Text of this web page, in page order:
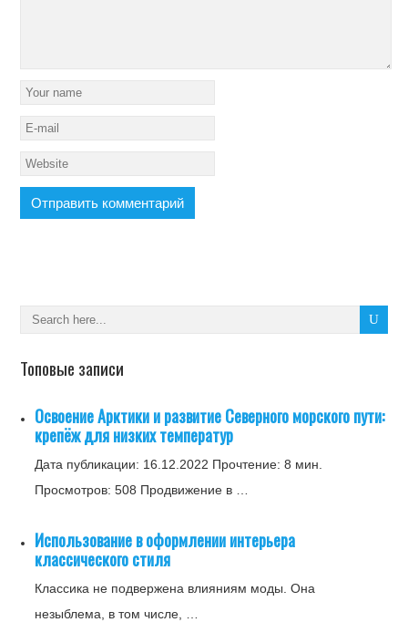
Топовые записи
Освоение Арктики и развитие Северного морского пути:
крепёж для низких температур
Дата публикации: 16.12.2022 Прочтение: 8 мин.
Просмотров: 508 Продвижение в …
Использование в оформлении интерьера
классического стиля
Классика не подвержена влияниям моды. Она
незыблема, в том числе, …